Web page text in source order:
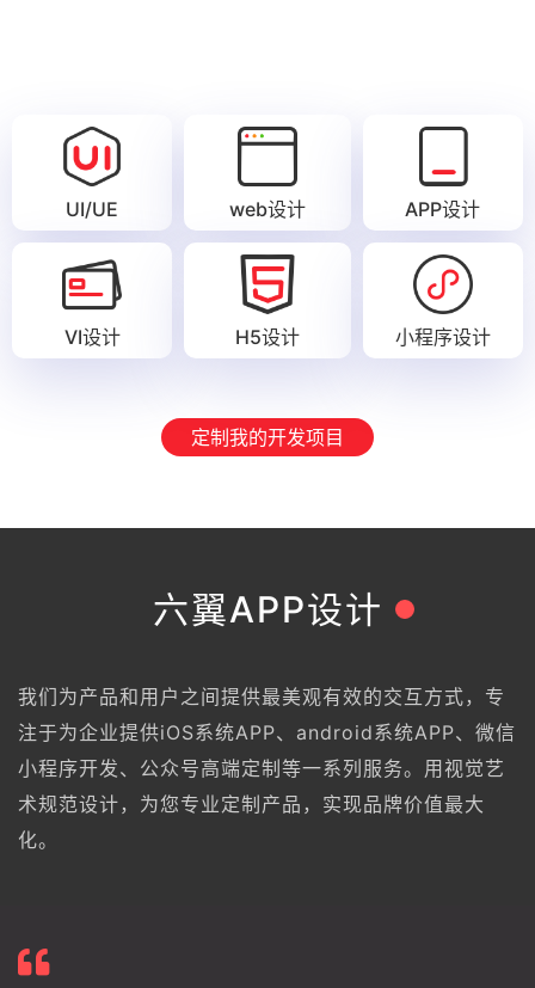
UI/UE web设计 APP设计
VI设计 H5设计 小程序设计
定制我的开发项目
六翼APP设计
我们为产品和用户之间提供最美观有效的交互方式，专
注于为企业提供iOS系统APP、android系统APP、微信
小程序开发、公众号高端定制等一系列服务。用视觉艺
术规范设计，为您专业定制产品，实现品牌价值最大
化。